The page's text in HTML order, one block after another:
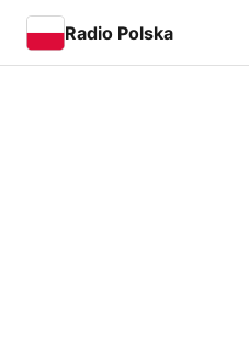
Radio Polska